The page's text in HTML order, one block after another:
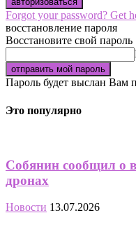
Forgot your password? Get
восстановление пароля
Восстановите свой пароль
Пароль будет выслан Вам
Это популярно
Собянин сообщил о
дронах
Новости 13.07.2026